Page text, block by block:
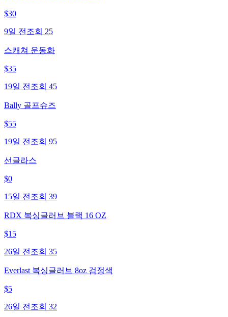
$30
9일 전 조회 25
스캐쳐 운동화
$35
19일 전 조회 45
Bally 골프슈즈
$55
19일 전 조회 95
선글라스
$0
15일 전 조회 39
RDX 복싱글러브 블랙 16 OZ
$15
26일 전 조회 35
Everlast 복싱글러브 8oz 검정색
$5
26일 전 조회 32